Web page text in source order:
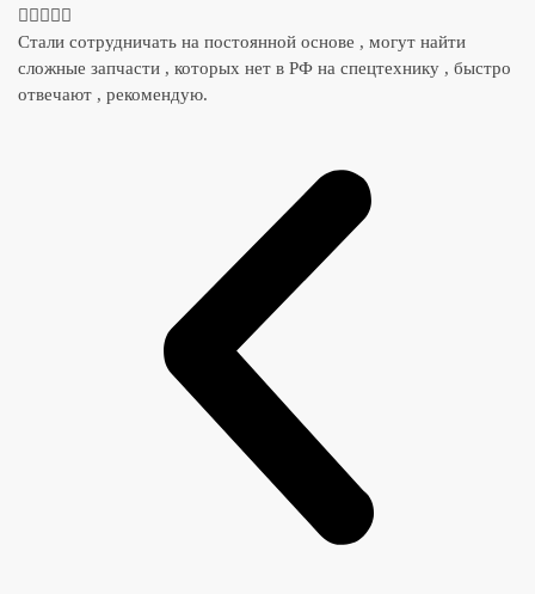
    
Стали сотрудничать на постоянной основе , могут найти
сложные запчасти , которых нет в РФ на спецтехнику , быстро
отвечают , рекомендую.